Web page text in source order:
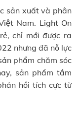
sản xuất và phân
Nam. Light On
chỉ mới được ra
nhưng đã nỗ lực
phẩm chăm sóc
sản phẩm tắm
hồi tích cực từ